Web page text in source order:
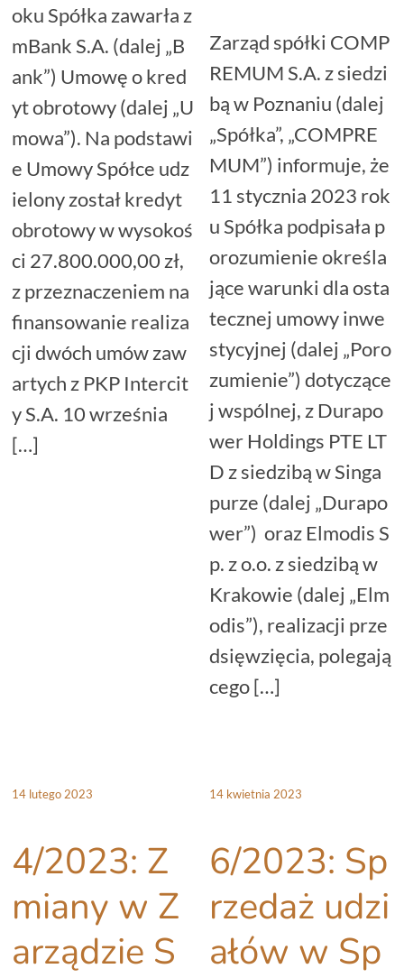
oku Spółka zawarła z
mBank S.A. (dalej „B
ank”) Umowę o kred
yt obrotowy (dalej „U
mowa”). Na podstawi
e Umowy Spółce udz
ielony został kredyt
obrotowy w wysokoś
ci 27.800.000,00 zł,
z przeznaczeniem na
finansowanie realiza
cji dwóch umów zaw
artych z PKP Intercit
y S.A. 10 września
[…]
Zarząd spółki COMP
REMUM S.A. z siedzi
bą w Poznaniu (dalej
„Spółka”, „COMPRE
MUM”) informuje, że
11 stycznia 2023 rok
u Spółka podpisała p
orozumienie określa
jące warunki dla osta
tecznej umowy inwe
stycyjnej (dalej „Poro
zumienie”) dotyczące
j wspólnej, z Durapo
wer Holdings PTE LT
D z siedzibą w Singa
purze (dalej „Durapo
wer”) oraz Elmodis S
p. z o.o. z siedzibą w
Krakowie (dalej „Elm
odis”), realizacji prze
dsięwzięcia, polegają
cego […]
14 lutego 2023
4/2023: Z
miany w Z
arządzie S
14 kwietnia 2023
6/2023: Sp
rzedaż udzi
ałów w Sp